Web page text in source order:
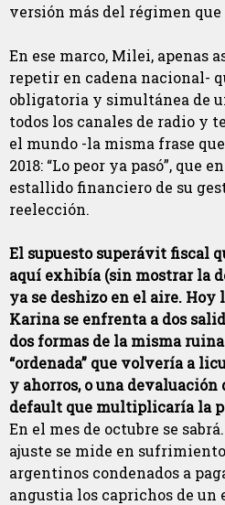
versión más del régimen
En ese marco, Milei, apenas
repetir en cadena nacional-
obligatoria y simultánea de
todos los canales de radio y
el mundo -la misma frase
2018: “Lo peor ya pasó”, que
estallido financiero de su
reelección.
El supuesto superávit fiscal
aquí exhibía (sin mostrar la
ya se deshizo en el aire.
Karina se enfrenta a dos
dos formas de la misma
“ordenada” que volvería a
y ahorros, o una devaluación
default que multiplicaría la
En el mes de octubre se
ajuste se mide en
argentinos condenados a
angustia los caprichos de